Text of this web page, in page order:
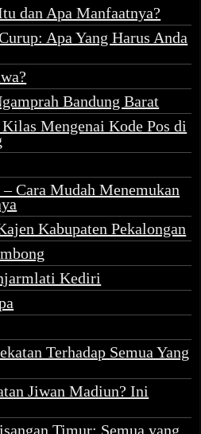
dan Apa Manfaatnya?
Apa Yang Harus Anda
Bandung Barat
Mengenai Kode Pos di
Cara Mudah Menemukan
Kabupaten Pekalongan
Kediri
Terhadap Semua Yang
Jiwan Madiun? Ini
Timur: Semua yang